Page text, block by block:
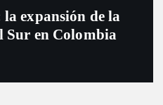
expansión de la
Sur en Colombia